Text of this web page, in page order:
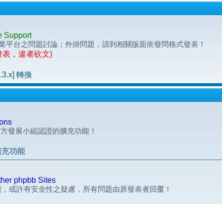
Support
平台之問題討論；外掛問題，請到相關版面依發問格式發表！
表，違者砍文)
轉換
發展小組認證的擴充功能！
充功能
phpbb Sites
或許有安全性之疑慮，所有問題由原發表者回覆！